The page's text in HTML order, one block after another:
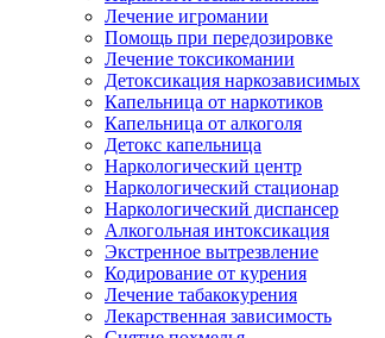
Лечение игромании
Помощь при передозировке
Лечение токсикомании
Детоксикация наркозависимых
Капельница от наркотиков
Капельница от алкоголя
Детокс капельница
Наркологический центр
Наркологический стационар
Наркологический диспансер
Алкогольная интоксикация
Экстренное вытрезвление
Кодирование от курения
Лечение табакокурения
Лекарственная зависимость